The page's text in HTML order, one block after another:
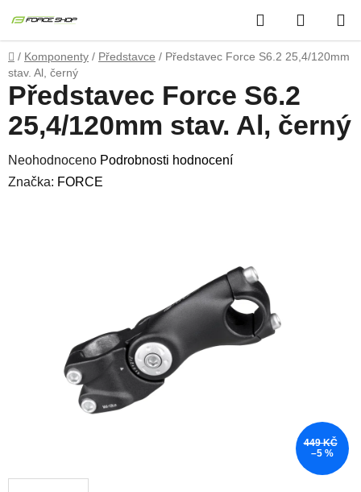
na
obsah
Hledat
KOŠÍK
Domů
/ Komponenty / Představce / Představec Force S6.2 25,4/120mm
stav. Al, černý
Představec Force S6.2
25,4/120mm stav. Al, černý
Průměrné
hodnocení
Neohodnoceno Podrobnosti hodnocení
Značka: FORCE
449 KČ
–5 %